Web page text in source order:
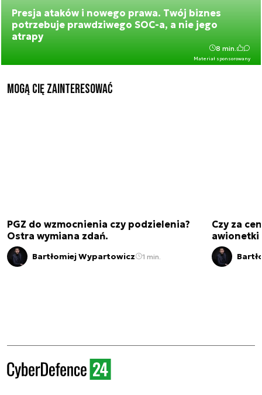
Presja ataków i nowego prawa. Twój biznes
potrzebuje prawdziwego SOC-a, a nie jego
atrapy
Materiał sponsorowany
8 min.
Mogą Cię zainteresować
PGZ do wzmocnienia czy podzielenia?
Ostra wymiana zdań.
Bartłomiej Wypartowicz 1 min.
Czy za
awionetki